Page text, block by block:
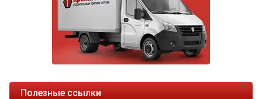
Полезные ссылки